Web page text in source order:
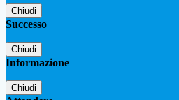
Chiudi
Successo
Chiudi
Informazione
Chiudi